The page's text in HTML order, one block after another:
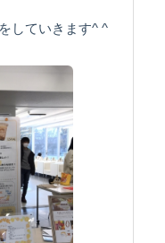
していきます^ ^